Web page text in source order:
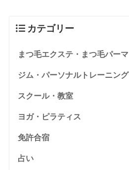
カテゴリー
まつ毛エクステ・まつ毛パーマ
ジム・パーソナルトレーニング
スクール・教室
ヨガ・ピラティス
免許合宿
占い